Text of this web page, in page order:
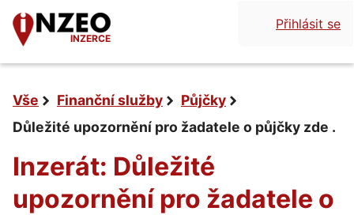
INZERCE
Přihlásit se
Vše Finanční služby
Půjčky
Důležité upozornění pro žadatele o půjčky zde .
Inzerát: Důležité
upozornění pro žadatele o